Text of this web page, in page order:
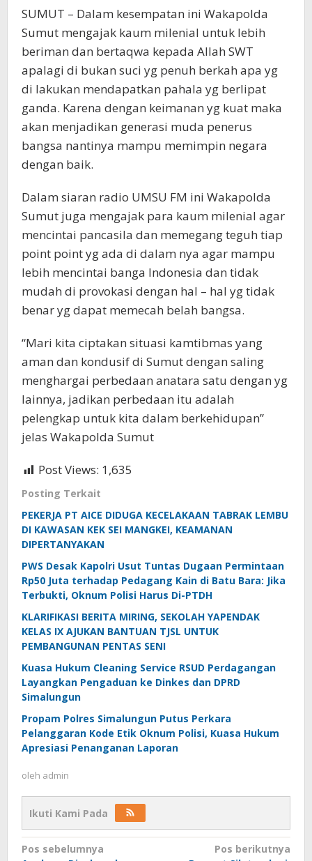
SUMUT – Dalam kesempatan ini Wakapolda
Sumut mengajak kaum milenial untuk lebih
beriman dan bertaqwa kepada Allah SWT
apalagi di bukan suci yg penuh berkah apa yg
di lakukan mendapatkan pahala yg berlipat
ganda. Karena dengan keimanan yg kuat maka
akan menjadikan generasi muda penerus
bangsa nantinya mampu memimpin negara
dengan baik.
Dalam siaran radio UMSU FM ini Wakapolda
Sumut juga mengajak para kaum milenial agar
mencintai pancasila dan memegang teguh tiap
point point yg ada di dalam nya agar mampu
lebih mencintai banga Indonesia dan tidak
mudah di provokasi dengan hal – hal yg tidak
benar yg dapat memecah belah bangsa.
“Mari kita ciptakan situasi kamtibmas yang
aman dan kondusif di Sumut dengan saling
menghargai perbedaan anatara satu dengan yg
lainnya, jadikan perbedaan itu adalah
pelengkap untuk kita dalam berkehidupan”
jelas Wakapolda Sumut
Post Views: 1,635
Posting Terkait
PEKERJA PT AICE DIDUGA KECELAKAAN TABRAK LEMBU
DI KAWASAN KEK SEI MANGKEI, KEAMANAN
DIPERTANYAKAN
PWS Desak Kapolri Usut Tuntas Dugaan Permintaan
Rp50 Juta terhadap Pedagang Kain di Batu Bara: Jika
Terbukti, Oknum Polisi Harus Di-PTDH
KLARIFIKASI BERITA MIRING, SEKOLAH YAPENDAK
KELAS IX AJUKAN BANTUAN TJSL UNTUK
PEMBANGUNAN PENTAS SENI
Kuasa Hukum Cleaning Service RSUD Perdagangan
Layangkan Pengaduan ke Dinkes dan DPRD
Simalungun
Propam Polres Simalungun Putus Perkara
Pelanggaran Kode Etik Oknum Polisi, Kuasa Hukum
Apresiasi Penanganan Laporan
oleh admin
Ikuti Kami Pada
Navigasi
Pos sebelumnya
Pos berikutnya